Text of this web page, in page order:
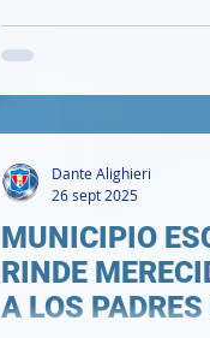
.
MUNICIPIO
RINDE
A LOS
Dante Alighieri
26 sept 2025